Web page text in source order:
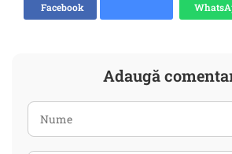
Facebook
Adaugă